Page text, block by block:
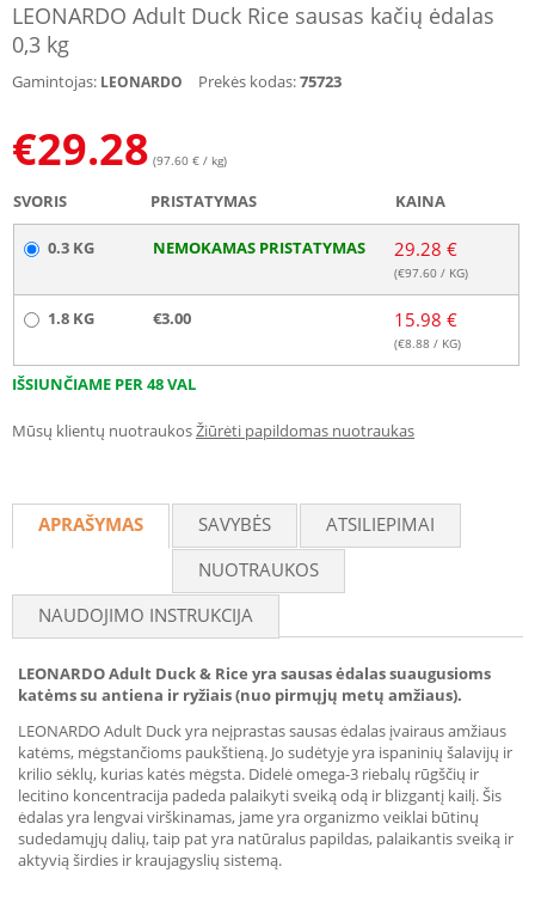
LEONARDO Adult Duck Rice sausas kačių ėdalas
0,3 kg
Gamintojas: LEONARDO Prekės kodas:75723
€29.28 (97.60 € / kg)
SVORIS PRISTATYMAS KAINA
0.3 KG NEMOKAMAS PRISTATYMAS 29.28 €
(€97.60 / KG)
1.8 KG €3.00 15.98 €
(€8.88 / KG)
IŠSIUNČIAME PER 48 VAL
Mūsų klientų nuotraukosŽiūrėti papildomas nuotraukas
APRAŠYMAS SAVYBĖS
ATSILIEPIMAI
NUOTRAUKOS
NAUDOJIMO INSTRUKCIJA
LEONARDO Adult Duck & Rice yra sausas ėdalas suaugusioms
katėms su antiena ir ryžiais (nuo pirmųjų metų amžiaus).
LEONARDO Adult Duck yra neįprastas sausas ėdalas įvairaus amžiaus
katėms, mėgstančioms paukštieną. Jo sudėtyje yra ispaninių šalavijų ir
krilio sėklų, kurias katės mėgsta. Didelė omega-3 riebalų rūgščių ir
lecitino koncentracija padeda palaikyti sveiką odą ir blizgantį kailį. Šis
ėdalas yra lengvai virškinamas, jame yra organizmo veiklai būtinų
sudedamųjų dalių, taip pat yra natūralus papildas, palaikantis sveiką ir
aktyvią širdies ir kraujagyslių sistemą.